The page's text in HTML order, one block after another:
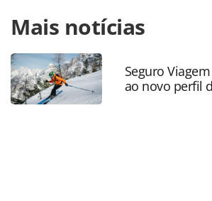
https://www.panrotas.com.br/
politica/2026/05/em-evento-do-wttc-ex-
defendem-turismo-como-prioridade-
global_228345.html ou as ferramentas
página. Todo o conteúdo produzido pela
Editora é protegido pela legislação
Mais notícias
Seguro
ao novo perfil